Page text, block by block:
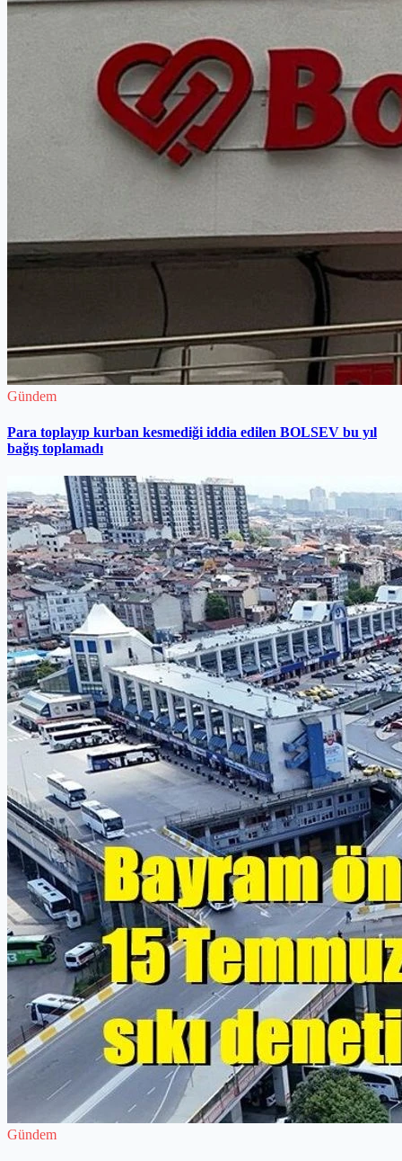
Gündem
Para toplayıp kurban kesmediği iddia edilen BOLSEV bu yıl
bağış toplamadı
Gündem